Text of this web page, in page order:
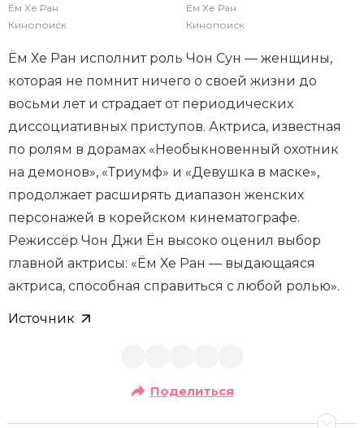
Ём Хе Ран
Кинопоиск
Ём Хе Ран
Кинопоиск
Ём Хе Ран исполнит роль Чон Сун — женщины,
которая не помнит ничего о своей жизни до
восьми лет и страдает от периодических
диссоциативных приступов. Актриса, известная
по ролям в дорамах «Необыкновенный охотник
на демонов», «Триумф» и «Девушка в маске»,
продолжает расширять диапазон женских
персонажей в корейском кинематографе.
Режиссёр Чон Джи Ён высоко оценил выбор
главной актрисы: «Ём Хе Ран — выдающаяся
актриса, способная справиться с любой ролью».
Источник
Поделиться